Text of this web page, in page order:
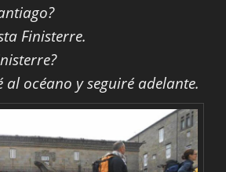
Finisterre.
al océano y seguiré adelante.